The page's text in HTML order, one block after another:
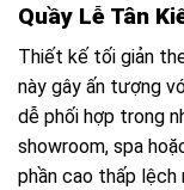
Quầy Lễ Tân
Thiết kế tối giản
này gây ấn tượng
dễ phối hợp trong
showroom, spa
phần cao thấp lệch